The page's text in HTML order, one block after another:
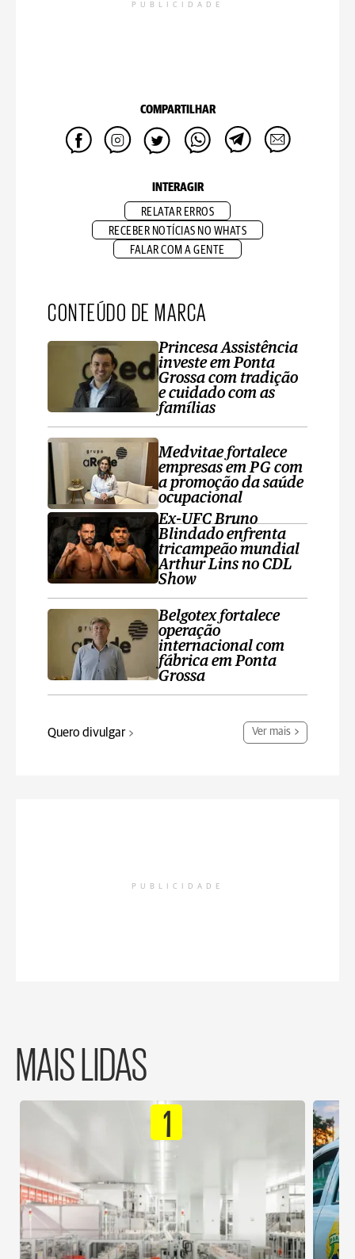
PUBLICIDADE
COMPARTILHAR
INTERAGIR
RELATAR ERROS
RECEBER NOTÍCIAS NO WHATS
FALAR COM A GENTE
CONTEÚDO DE MARCA
Princesa Assistência
investe em Ponta
Grossa com tradição
e cuidado com as
famílias
Medvitae fortalece
empresas em PG com
a promoção da saúde
ocupacional
Ex-UFC Bruno
Blindado enfrenta
tricampeão mundial
Arthur Lins no CDL
Show
Belgotex fortalece
operação
internacional com
fábrica em Ponta
Grossa
Quero divulgar Ver mais
PUBLICIDADE
MAIS LIDAS
1